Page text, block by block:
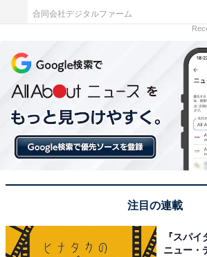
合同会社デジタルファーム
注目の連載
『スパ
ニュー・